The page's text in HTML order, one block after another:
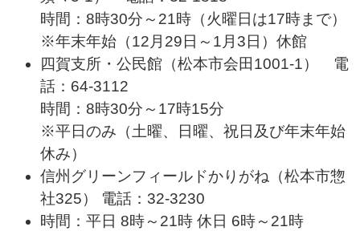
時間：8時30分～21時（火曜日は17時まで）
※年末年始（12月29日～1月3日）休館
四賀支所・公民館（松本市会田1001-1） 電
話：64-3112
時間：8時30分～17時15分
※平日のみ（土曜、日曜、祝日及び年末年始
休み）
信州グリーンフィールドかりがね（松本市惣
社325） 電話：32-3230
時間：平日 8時～21時 休日 6時～21時